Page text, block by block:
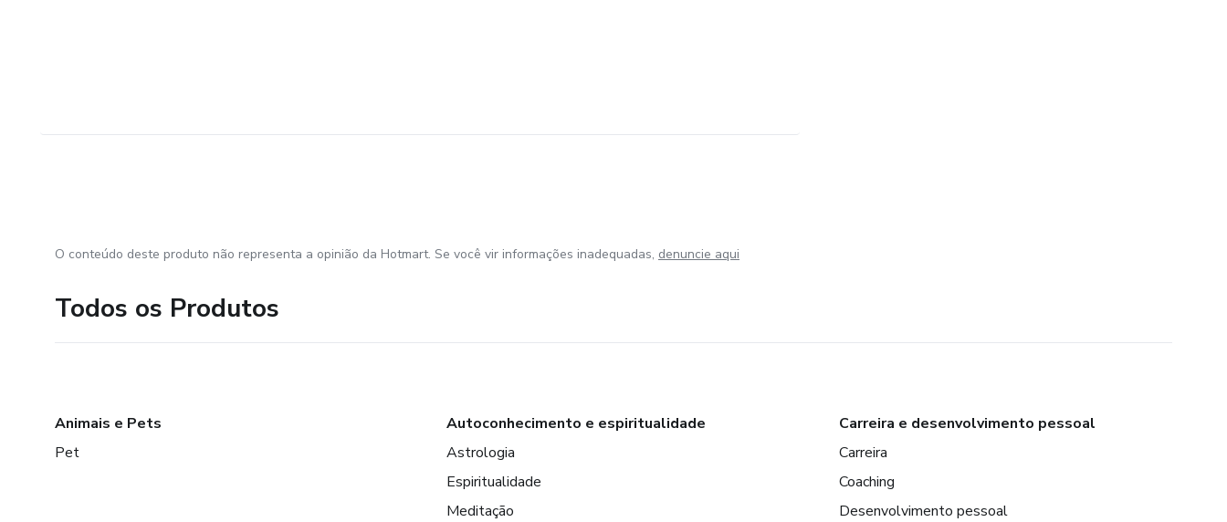
O conteúdo deste produto não representa a opinião da Hotmart. Se você vir informações inadequadas, denuncie aqui
Todos os Produtos
Animais e Pets
Pet
Autoconhecimento e espiritualidade
Astrologia
Espiritualidade
Meditação
Carreira e desenvolvimento pessoal
Carreira
Coaching
Desenvolvimento pessoal